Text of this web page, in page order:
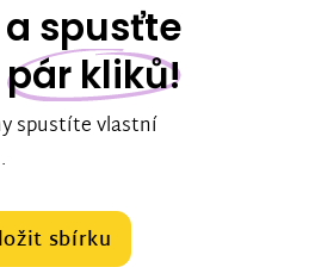
spusťte
pár kliků!
spustíte vlastní
sbírku